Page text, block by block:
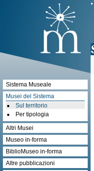
Sistema Museale
Musei del Sistema
Sul territorio
Per tipologia
Altri Musei
Museo in-forma
BiblioMuseo in-forma
Altre pubblicazioni